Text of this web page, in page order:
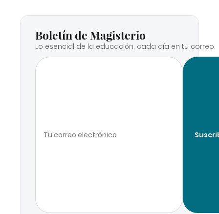
Boletín de Magisterio
Lo esencial de la educación, cada día en tu correo.